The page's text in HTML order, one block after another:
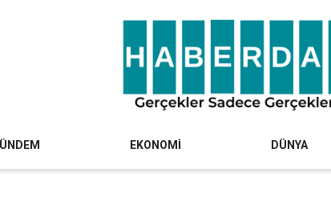
EKONOMİ DÜNYA